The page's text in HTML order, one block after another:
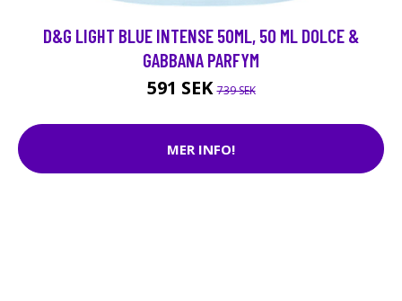
D&G LIGHT BLUE INTENSE 50ML, 50 ML DOLCE &
GABBANA PARFYM
591 SEK739 SEK
MER INFO!